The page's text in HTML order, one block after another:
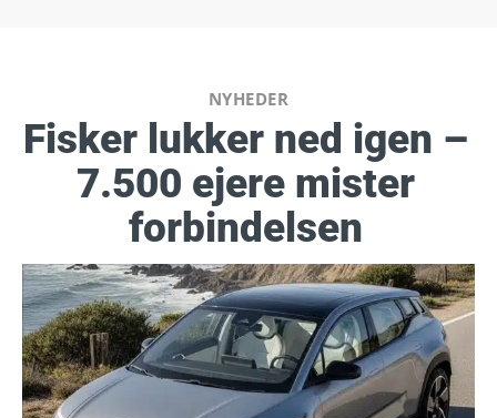
NYHEDER
Fisker lukker ned igen –
7.500 ejere mister
forbindelsen